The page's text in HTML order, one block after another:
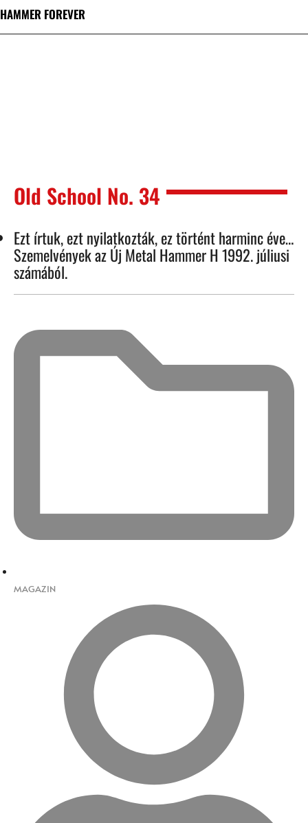
HAMMER FOREVER
Old School No. 34
Ezt írtuk, ezt nyilatkozták, ez történt harminc éve…
Szemelvények az Új Metal Hammer H 1992. júliusi
számából.
MAGAZIN